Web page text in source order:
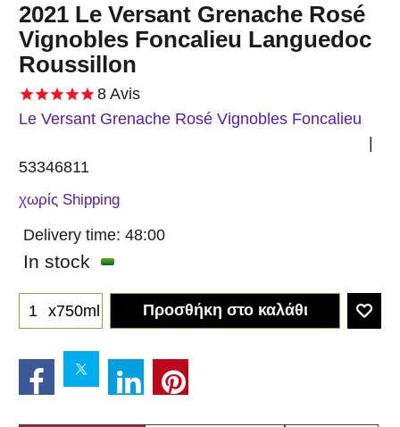
2021 Le Versant Grenache Rosé
Vignobles Foncalieu Languedoc
Roussillon
8Avis
Le Versant Grenache Rosé Vignobles Foncalieu
53346811
χωρίς Shipping
Delivery time: 48:00
In stock
x750ml Προσθήκη στο καλάθι